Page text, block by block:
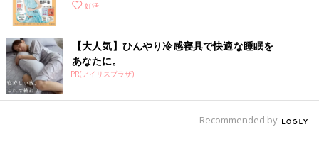
妊活
【大人気】ひんやり冷感寝具で快適な睡眠を
あなたに。
PR(アイリスプラザ)
Recommended by